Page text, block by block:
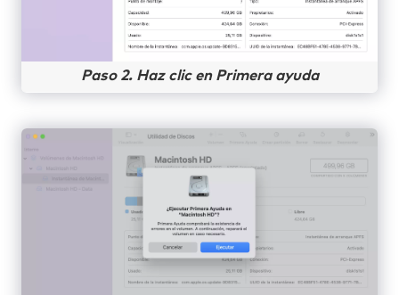
Paso 2. Haz clic en Primera ayuda